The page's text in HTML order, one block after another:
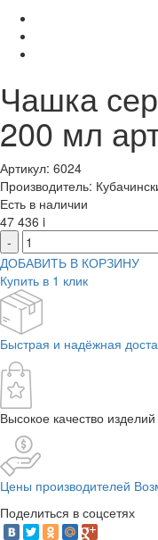
Чашка
200 мл
Артикул: 6024
Производитель:
Есть в наличии
47 436 i
-
ДОБАВИТЬ В КОРЗИНУ
Купить в 1 клик
Быстрая и надёжная
Высокое качество
Цены производителей
Поделиться в соцсетях